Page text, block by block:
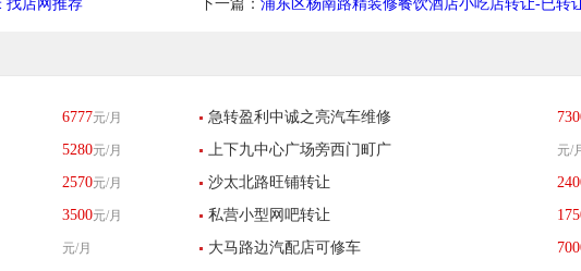
找店网推荐 下一篇： 浦东区杨南路精装修餐饮酒店小吃店转让-已转
6777元/月 急转盈利中诚之亮汽车维修
美容养护中心
5280元/月 上下九中心广场旁西门町广
场美食街招租
元/
2570元/月 沙太北路旺铺转让
3500元/月 私营小型网吧转让
元/月 大马路边汽配店可修车